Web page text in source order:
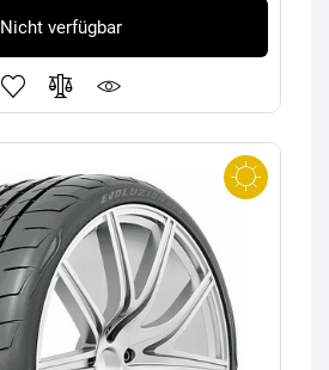
Nicht verfügbar